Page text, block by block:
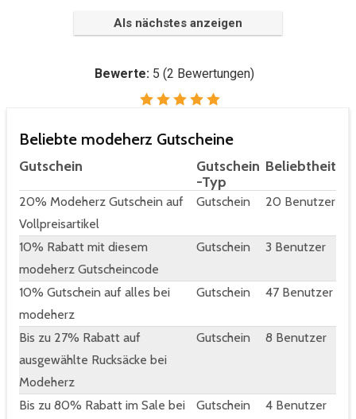
Als nächstes anzeigen
Bewerte: 5 (2 Bewertungen)
Beliebte modeherz Gutscheine
Gutschein
Gutschein
-Typ
Beliebtheit
20% Modeherz Gutschein auf
Vollpreisartikel
Gutschein 20 Benutzer
10% Rabatt mit diesem
modeherz Gutscheincode
Gutschein 3 Benutzer
10% Gutschein auf alles bei
modeherz
Gutschein 47 Benutzer
Bis zu 27% Rabatt auf
ausgewählte Rucksäcke bei
Modeherz
Gutschein 8 Benutzer
Bis zu 80% Rabatt im Sale bei
Gutschein 4 Benutzer